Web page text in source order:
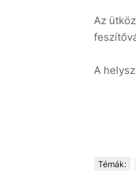
Az
A
Témák: